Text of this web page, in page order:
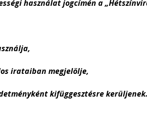
használat jogcímén a
irataiban megjelölje,
kifüggesztésre